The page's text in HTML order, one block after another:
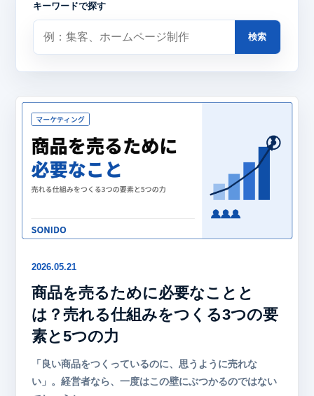
キーワードで探す
検索
2026.05.21
商品を売るために必要なことと
は？売れる仕組みをつくる3つの要
素と5つの力
「良い商品をつくっているのに、思うように売れな
い」。経営者なら、一度はこの壁にぶつかるのではない